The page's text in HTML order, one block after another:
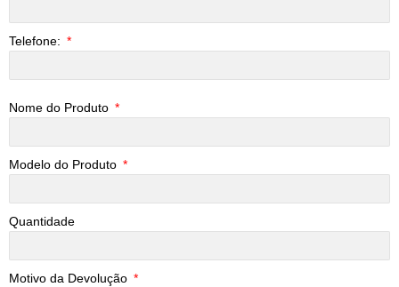
Telefone:
Nome do Produto
Modelo do Produto
Quantidade
Motivo da Devolução